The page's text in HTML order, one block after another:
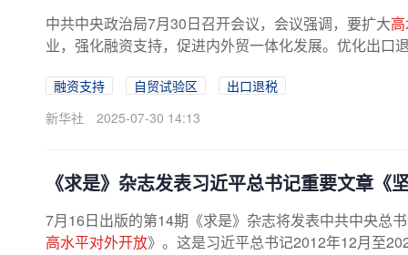
中共中央政治局7月30日召开会议，会议强调，要扩大
业，强化融资支持，促进内外贸一体化发展。优化出口
融资支持 自贸试验区
出口退税
新华社
2025-07-30 14:13
《求是》杂志发表习近平总书记重要文章《
7月16日出版的第14期《求是》杂志将发表中共中央总
高水平对外开放》。这是习近平总书记2012年12月至